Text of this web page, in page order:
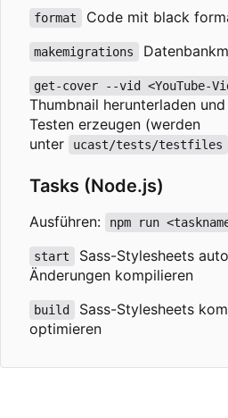
format Code mit black
makemigrations
get-cover --vid <YouTube-
Thumbnail herunterladen
Testen erzeugen (werden
unter
ucast/tests/testfiles
Tasks (Node.js)
Ausführen: npm run
start
Sass-Stylesheets
Änderungen kompilieren
build
Sass-Stylesheets
optimieren